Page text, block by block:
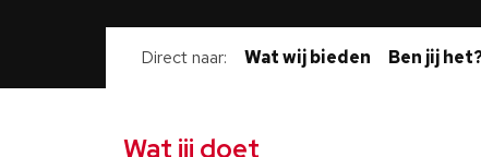
Direct naar Wat wij bieden Ben jij
Wat jij doet